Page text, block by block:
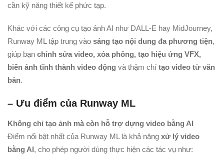
cần kỹ năng thiết kế phức tạp.
Khác với các công cụ tạo ảnh AI như DALL-E hay MidJourney,
Runway ML tập trung vào sáng tạo nội dung đa phương tiện,
giúp bạn chỉnh sửa video, xóa phông, tạo hiệu ứng VFX,
biến ảnh tĩnh thành video động và thậm chí tạo video từ văn
bản.
– Ưu điểm của Runway ML
Không chỉ tạo ảnh mà còn hỗ trợ dựng video bằng AI
Điểm nổi bật nhất của Runway ML là khả năng xử lý video
bằng AI, cho phép người dùng thực hiện các tác vụ như: